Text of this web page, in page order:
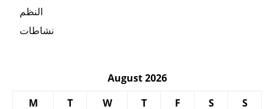
النظم
نشاطات
August 2026
M
T W T F S
S